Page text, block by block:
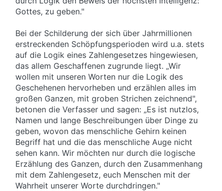
Gottes, zu geben."
Bei der Schilderung der sich über Jahrmillionen
erstreckenden Schöpfungsperioden wird u.a. stets
auf die Logik eines Zahlengesetzes hingewiesen,
das allem Geschaffenen zugrunde liegt. „Wir
wollen mit unseren Worten nur die Logik des
Geschehenen hervorheben und erzählen alles im
großen Ganzen, mit groben Strichen zeichnend",
betonen die Verfasser und sagen: „Es ist nutzlos,
Namen und lange Beschreibungen über Dinge zu
geben, wovon das menschliche Gehirn keinen
Begriff hat und die das menschliche Auge nicht
sehen kann. Wir möchten nur durch die logische
Erzählung des Ganzen, durch den Zusammenhang
mit dem Zahlengesetz, euch Menschen mit der
Wahrheit unserer Worte durchdringen."